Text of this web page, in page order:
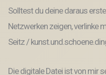
Solltest du deine daraus
Netzwerken zeigen, verlinke
Seitz /
Die digitale Datei ist von mir